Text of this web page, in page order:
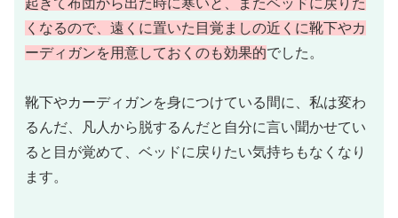
起きて布団から出た時に寒いと、またベッドに戻りた
くなるので、遠くに置いた目覚ましの近くに靴下やカ
ーディガンを用意しておくのも効果的でした。
靴下やカーディガンを身につけている間に、私は変わ
るんだ、凡人から脱するんだと自分に言い聞かせてい
ると目が覚めて、ベッドに戻りたい気持ちもなくなり
ます。